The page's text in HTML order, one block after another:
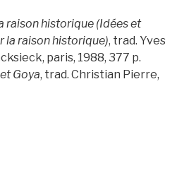
raison historique (Idées et
la raison historique), trad. Yves
paris, 1988, 377 p.
Goya, trad. Christian Pierre,